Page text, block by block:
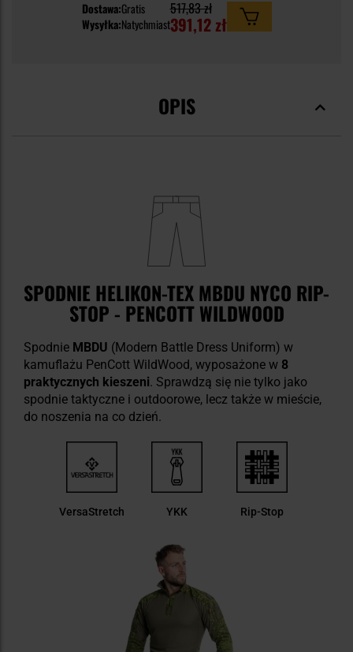
Dostawa:Gratis
Wysyłka:Natychmiast
517,83 zł
391,12 zł
OPIS
SPODNIE HELIKON-TEX MBDU NYCO RIP-
STOP - PENCOTT WILDWOOD
Spodnie MBDU (Modern Battle Dress Uniform) w
kamuflażu PenCott WildWood, wyposażone w 8
praktycznych kieszeni. Sprawdzą się nie tylko jako
spodnie taktyczne i outdoorowe, lecz także w mieście,
do noszenia na co dzień.
VersaStretch YKK Rip-Stop